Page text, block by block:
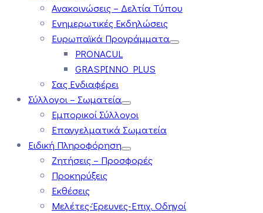
Ανακοινώσεις – Δελτία Τύπου
Ενημερωτικές Εκδηλώσεις
Ευρωπαϊκά Προγράμματα
PRONACUL
GRASPINNO PLUS
Σας Ενδιαφέρει
Σύλλογοι – Σωματεία
Εμπορικοί Σύλλογοι
Επαγγελματικά Σωματεία
Ειδική Πληροφόρηση
Ζητήσεις – Προσφορές
Προκηρύξεις
Εκθέσεις
Μελέτες-Έρευνες-Επιχ. Οδηγοί